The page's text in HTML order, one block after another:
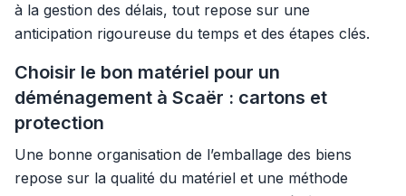
à la gestion des délais, tout repose sur une
anticipation rigoureuse du temps et des étapes clés.
Choisir le bon matériel pour un
déménagement à Scaër : cartons et
protection
Une bonne organisation de l’emballage des biens
repose sur la qualité du matériel et une méthode